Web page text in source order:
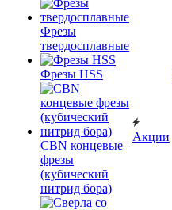
Фрезы
твердосплавные
Фрезы HSS
CBN концевые
фрезы
(кубический
нитрид бора)
Акции